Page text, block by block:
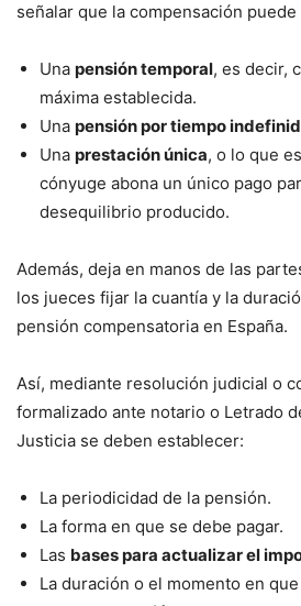
señalar que la compensación puede
Una pensión temporal, es decir,
máxima establecida.
Una pensión por tiempo
Una prestación única, o lo que
cónyuge abona un único pago
desequilibrio producido.
Además, deja en manos de las
los jueces fijar la cuantía y la
pensión compensatoria en España.
Así, mediante resolución judicial o
formalizado ante notario o Letrado
Justicia se deben establecer:
La periodicidad de la pensión.
La forma en que se debe pagar.
Las bases para actualizar el
La duración o el momento en que